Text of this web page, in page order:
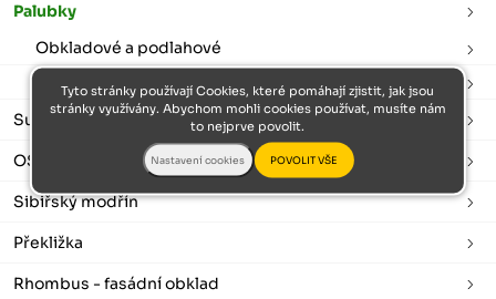
Palubky
Obkladové a podlahové
Palubkové lišty
Sušené a hoblované
OSB desky
Sibiřský modřín
Překližka
Rhombus - fasádní obklad
Tyto stránky používají Cookies, které pomáhají zjistit, jak jsou
stránky využívány. Abychom mohli cookies používat, musíte nám
to nejprve povolit.